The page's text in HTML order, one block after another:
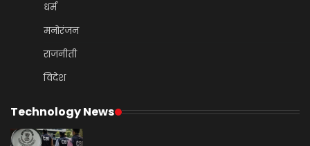
धर्म
मनोरंजन
राजनीती
विदेश
Technology News